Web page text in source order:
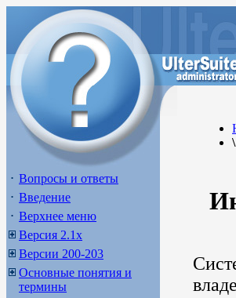
Вопросы и ответы
Введение
Верхнее меню
Версия 2.1х
Версии 200-203
Основные понятия и
термины
\